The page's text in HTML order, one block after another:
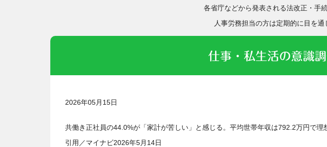
各省庁などから発表される法改正・手
人事労務担当の方は定期的に目を
仕事・私生活の意識
2026年05月15日
共働き正社員の44.0%が「家計が苦しい」と感じる。平均世帯年収は792.2万円で
引用／マイナビ2026年5月14日